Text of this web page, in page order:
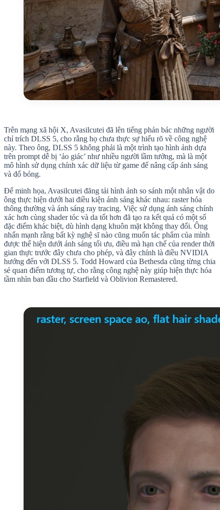
Trên mạng xã hội X, Avasilcutei đã lên tiếng phản bác những người
chỉ trích DLSS 5, cho rằng họ chưa thực sự hiểu rõ về công nghệ
này. Theo ông, DLSS 5 không phải là một trình tạo hình ảnh dựa
trên prompt dễ bị ‘ảo giác’ như nhiều người lầm tưởng, mà là một
mô hình sử dụng chính xác dữ liệu từ game để nâng cấp ánh sáng
và đổ bóng.
Để minh họa, Avasilcutei đăng tải hình ảnh so sánh một nhân vật do
ông thực hiện dưới hai điều kiện ánh sáng khác nhau: raster hóa
thông thường và ánh sáng ray tracing. Việc sử dụng ánh sáng chính
xác hơn cùng shader tóc và da tốt hơn đã tạo ra kết quả có một số
đặc điểm khác biệt, dù hình dạng khuôn mặt không thay đổi. Ông
nhấn mạnh rằng bất kỳ nghệ sĩ nào cũng muốn tác phẩm của mình
được thể hiện dưới ánh sáng tối ưu, điều mà hạn chế của render thời
gian thực trước đây chưa cho phép, và đây chính là điều NVIDIA
hướng đến với DLSS 5. Todd Howard của Bethesda cũng từng chia
sẻ quan điểm tương tự, cho rằng công nghệ này giúp hiện thực hóa
tầm nhìn ban đầu cho Starfield và Oblivion Remastered.